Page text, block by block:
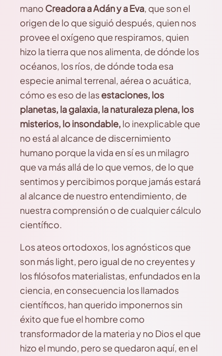
mano Creadora a Adán y a Eva, que son el
origen de lo que siguió después, quien nos
provee el oxígeno que respiramos, quien
hizo la tierra que nos alimenta, de dónde los
océanos, los ríos, de dónde toda esa
especie animal terrenal, aérea o acuática,
cómo es eso de lasestaciones, los
planetas, la galaxia, la naturaleza plena, los
misterios, lo insondable, lo inexplicable que
no está al alcance de discernimiento
humano porque la vida en sí es un milagro
que va más allá de lo que vemos, de lo que
sentimos y percibimos porque jamás estará
al alcance de nuestro entendimiento, de
nuestra comprensión o de cualquier cálculo
científico.
Los ateos ortodoxos, los agnósticos que
son más light, pero igual de no creyentes y
los filósofos materialistas, enfundados en la
ciencia, en consecuencia los llamados
científicos, han querido imponernos sin
éxito que fue el hombre como
transformador de la materia y no Dios el que
hizo el mundo, pero se quedaron aquí, en el